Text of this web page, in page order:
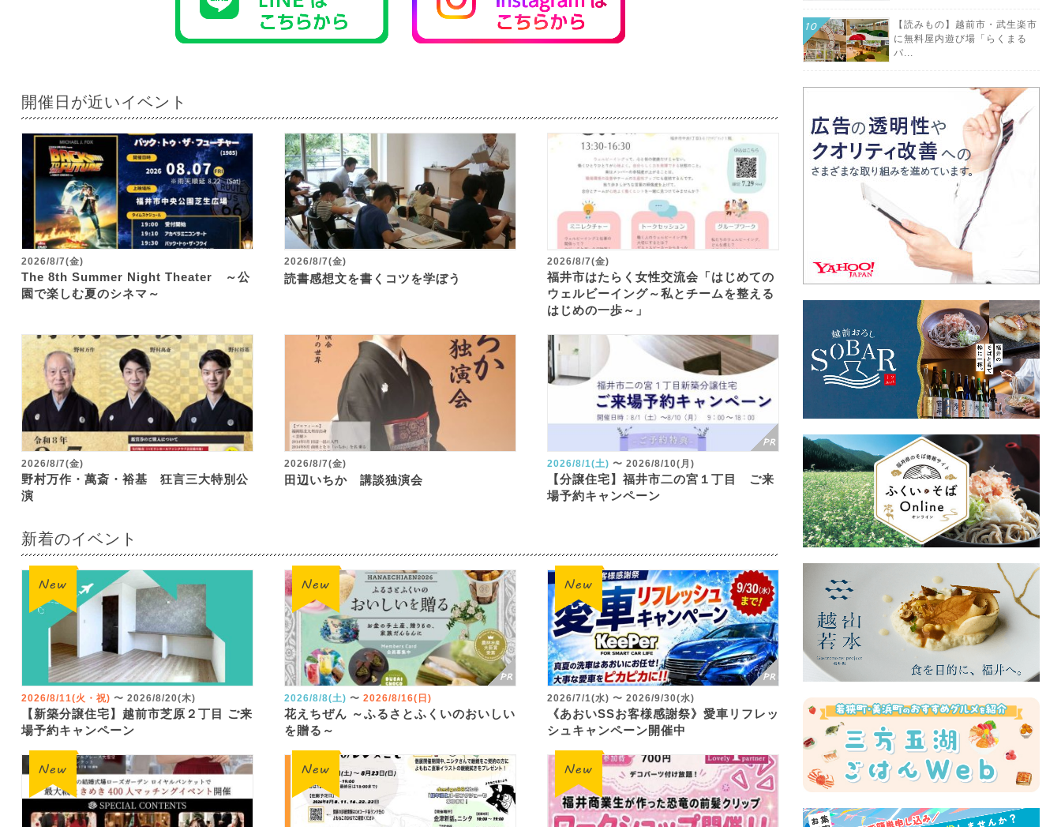
開催日が近いイベント
2026/8/7(金)
The 8th Summer Night Theater ～公
園で楽しむ夏のシネマ～
2026/8/7(金)
読書感想文を書くコツを学ぼう
2026/8/7(金)
福井市はたらく女性交流会「はじめての
ウェルビーイング～私とチームを整える
はじめの一歩～」
2026/8/7(金)
野村万作・萬斎・裕基 狂言三大特別公
演
2026/8/7(金)
田辺いちか 講談独演会
2026/8/1(土) 〜 2026/8/10(月)
【分譲住宅】福井市二の宮１丁目 ご来
場予約キャンペーン
新着のイベント
2026/8/11(火・祝) 〜 2026/8/20(木)
【新築分譲住宅】越前市芝原２丁目 ご来
場予約キャンペーン
2026/8/8(土) 〜 2026/8/16(日)
花えちぜん ～ふるさとふくいのおいしい
を贈る～
2026/7/1(水) 〜 2026/9/30(水)
《あおいSSお客様感謝祭》愛車リフレッ
シュキャンペーン開催中
【読みもの】越前市・武生楽市
に無料屋内遊び場「らくまる
パ...